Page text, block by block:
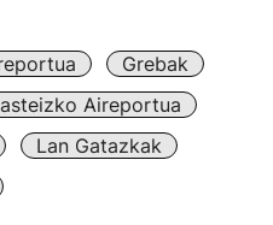
Grebak
Aireportua
Lan Gatazkak